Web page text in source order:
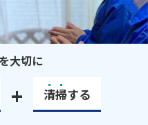
大切に
+ 清掃する